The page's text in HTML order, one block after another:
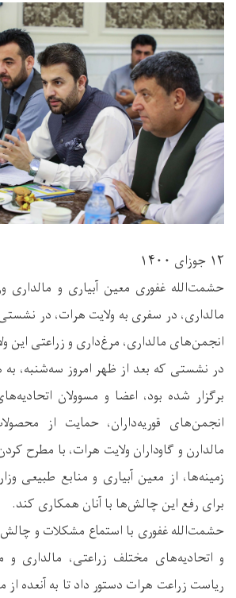
۱۲ جوزای ۱۴۰۰
حشمت‌الله غفوری معین آبیاری و مالداری
مالداری، در سفری به ولایت هرات، در
انجمن‌های مالداری، مرغ‌داری و زراعتی این
در نشستی که بعد از ظهر امروز سه‌شنبه،
برگزار شده بود، اعضا و مسوولان
انجمن‌های قوریه‌داران، حمایت از
مالدارن و گاوداران ولایت هرات، با مطرح
زمینه‌ها، از معین آبیاری و منابع طبیعی
برای رفع این چالش‌ها با آنان همکاری کند.
حشمت‌الله غفوری با استماع مشکلات و
و اتحادیه‌های مختلف زراعتی، مالداری و
ریاست زراعت هرات دستور داد تا به آنعده از